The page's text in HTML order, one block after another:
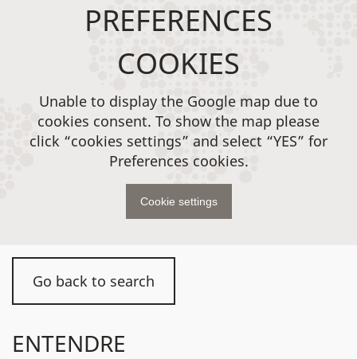
Go back to search
ENTENDRE
PREFERENCES
COOKIES
Unable to display the Google map due to
cookies consent. To show the map please
click “cookies settings” and select “YES” for
Preferences cookies.
Cookie settings